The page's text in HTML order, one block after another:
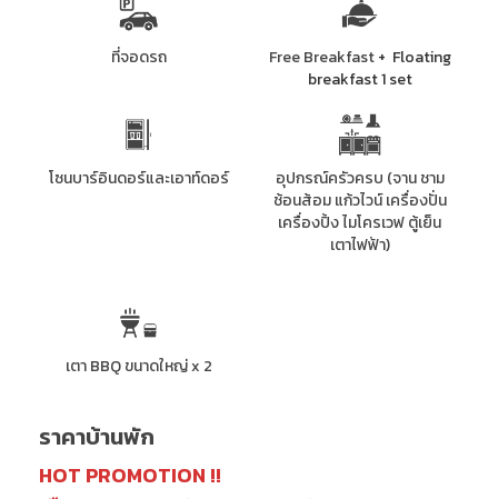
ที่จอดรถ Free Breakfast+ Floating
breakfast 1 set
โซนบาร์อินดอร์และเอาท์ดอร์
อุปกรณ์ครัวครบ (จาน ชาม
ช้อนส้อม แก้วไวน์ เครื่องปั่น
เครื่องปิ้ง ไมโครเวฟ ตู้เย็น
เตาไฟฟ้า)
เตา BBQ ขนาดใหญ่ x 2
ราคาบ้านพัก
HOT PROMOTION !!